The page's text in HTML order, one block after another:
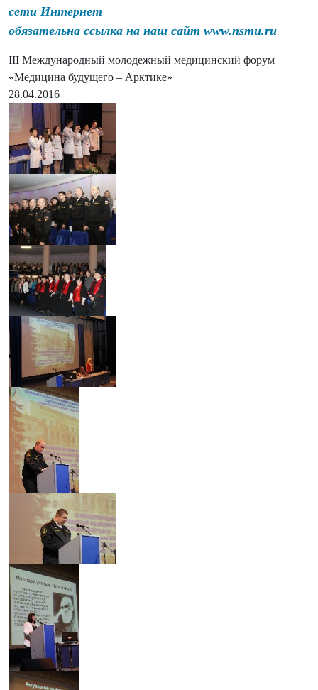
сети Интернет
обязательна ссылка на наш сайт www.nsmu.ru
III Международный молодежный медицинский форум
«Медицина будущего – Арктике»
28.04.2016